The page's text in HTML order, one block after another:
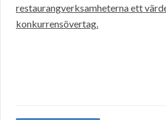
restaurangverksamheterna ett
konkurrensövertag.